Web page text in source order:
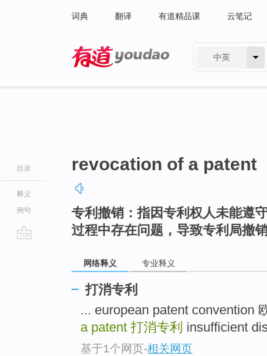
词典 翻译 有道精品课 云笔记
中英
目录
释义
例句
revocation of a patent
专利撤销：指因专利权人未能遵
过程中存在问题，导致专利局撤
网络释义 专业释义
打消专利
... european patent convention
a patent 打消专利 insufficient
基于1个网页-相关网页